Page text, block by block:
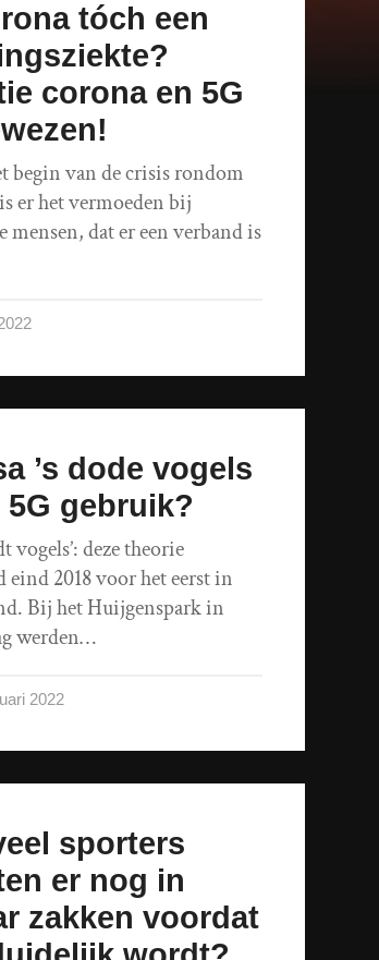
tóch een
corona en 5G
begin van de crisis rondom
is er het vermoeden bij
mensen, dat er een verband is
’s dode vogels
gebruik?
vogels’: deze theorie
eind 2018 voor het eerst in
Bij het Huijgenspark in
werden…
2022
sporters
er nog in
zakken voordat